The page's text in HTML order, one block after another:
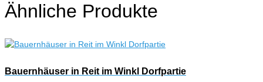
Ähnliche Produkte
Bauernhäuser in Reit im Winkl Dorfpartie